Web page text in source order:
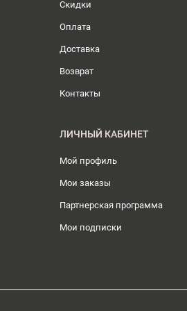
Скидки
Оплата
Доставка
Возврат
Контакты
ЛИЧНЫЙ КАБИНЕТ
Мой профиль
Мои заказы
Партнерская программа
Мои подписки